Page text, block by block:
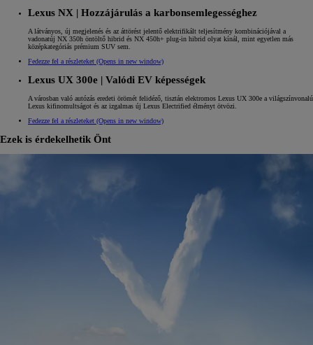
Lexus NX | Hozzájárulás a karbonsemlegességhez
A látványos, új megjelenés és az áttörést jelentő elektrifikált teljesítmény kombinációjával a
vadonatúj NX 350h öntöltő hibrid és NX 450h+ plug-in hibrid olyat kínál, mint egyetlen más
középkategóriás prémium SUV sem.
Fedezze fel a részleteket (Opens in new window)
Lexus UX 300e | Valódi EV képességek
A városban való autózás eredeti örömét felidéző, tisztán elektromos Lexus UX 300e a világszínvonalú
Lexus kifinomultságot és az izgalmas új Lexus Electrified élményt ötvözi.
Fedezze fel a részleteket (Opens in new window)
Ezek is érdekelhetik Önt